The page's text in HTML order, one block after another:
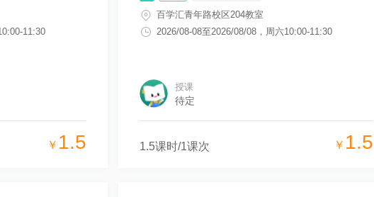
11:30
￥ 1.5
百学汇青年路校区204教室
2026/08-08至2026/08/08 ， 周六10:00-11:30
授课
待定
1.5课时/1课次 ￥ 1.5